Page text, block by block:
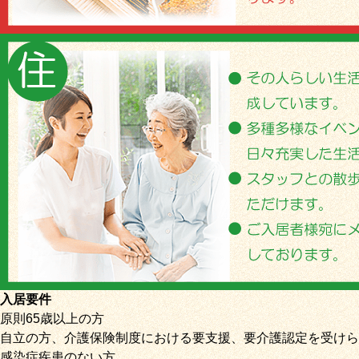
入居要件
原則65歳以上の方
自立の方、介護保険制度における要支援、要介護認定を受け